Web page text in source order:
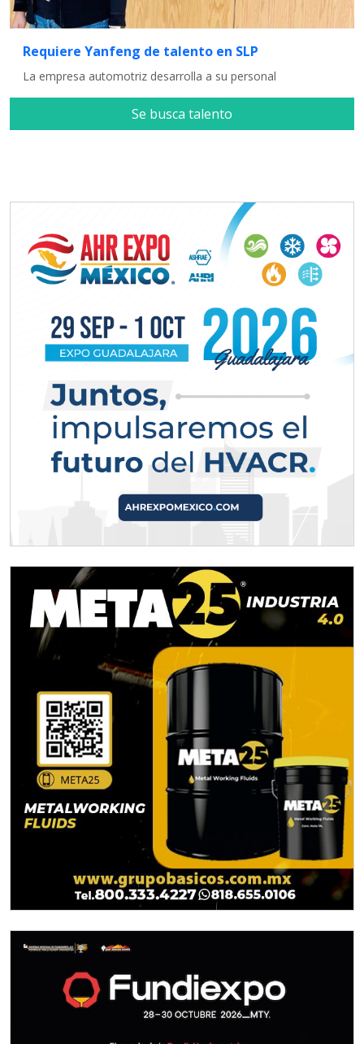
Requiere Yanfeng de talento en SLP
La empresa automotriz desarrolla a su personal
Se busca talento